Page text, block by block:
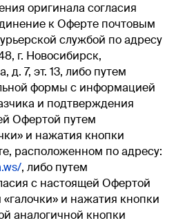
оригинала согласия
к Оферте почтовым
службой по адресу
г. Новосибирск,
7, эт. 13, либо путем
формы с информацией
и подтверждения
Офертой путем
и нажатия кнопки
расположенном по адресу:
, либо путем
с настоящей Офертой
и нажатия кнопки
аналогичной кнопки